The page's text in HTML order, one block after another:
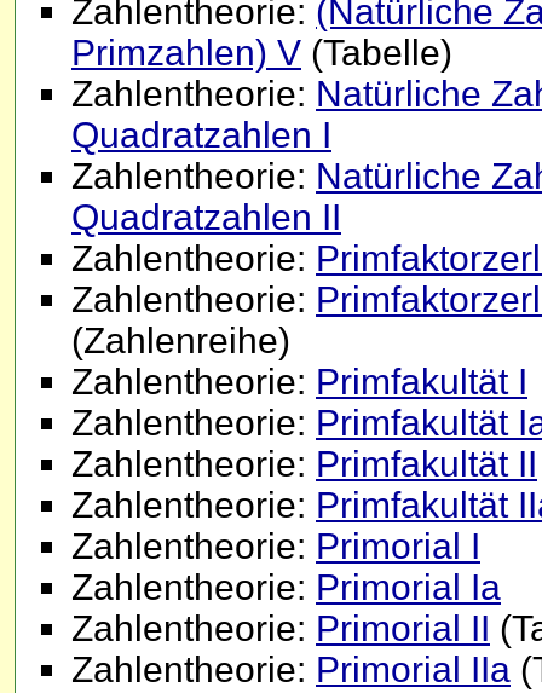
Zahlentheorie: (Natürliche
Primzahlen) V (Tabelle)
Zahlentheorie: Natürliche
Quadratzahlen I
Zahlentheorie: Natürliche
Quadratzahlen II
Zahlentheorie:
Zahlentheorie:
(Zahlenreihe)
Zahlentheorie: Primfakultät I
Zahlentheorie: Primfakultät
Zahlentheorie: Primfakultät II
Zahlentheorie: Primfakultät
Zahlentheorie: Primorial I
Zahlentheorie: Primorial Ia
Zahlentheorie: Primorial II
Zahlentheorie: Primorial IIa